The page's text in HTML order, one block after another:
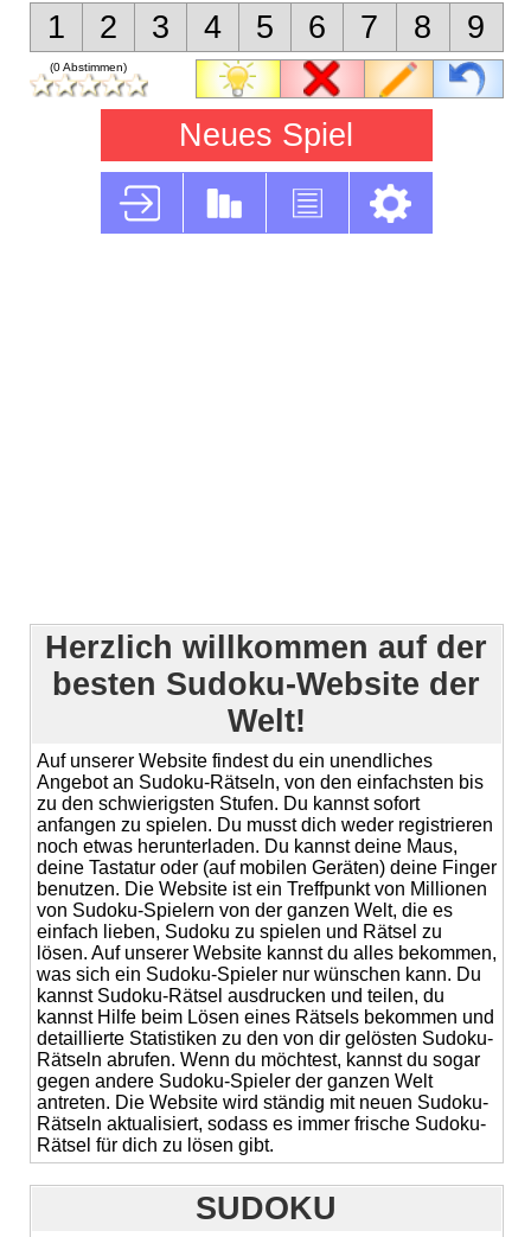
1 2 3 4 5 6 7 8 9
(0 Abstimmen)
Neues Spiel
Herzlich willkommen auf der
besten Sudoku-Website der
Welt!
Auf unserer Website findest du ein unendliches
Angebot an Sudoku-Rätseln, von den einfachsten bis
zu den schwierigsten Stufen. Du kannst sofort
anfangen zu spielen. Du musst dich weder registrieren
noch etwas herunterladen. Du kannst deine Maus,
deine Tastatur oder (auf mobilen Geräten) deine Finger
benutzen. Die Website ist ein Treffpunkt von Millionen
von Sudoku-Spielern von der ganzen Welt, die es
einfach lieben, Sudoku zu spielen und Rätsel zu
lösen. Auf unserer Website kannst du alles bekommen,
was sich ein Sudoku-Spieler nur wünschen kann. Du
kannst Sudoku-Rätsel ausdrucken und teilen, du
kannst Hilfe beim Lösen eines Rätsels bekommen und
detaillierte Statistiken zu den von dir gelösten Sudoku-
Rätseln abrufen. Wenn du möchtest, kannst du sogar
gegen andere Sudoku-Spieler der ganzen Welt
antreten. Die Website wird ständig mit neuen Sudoku-
Rätseln aktualisiert, sodass es immer frische Sudoku-
Rätsel für dich zu lösen gibt.
SUDOKU